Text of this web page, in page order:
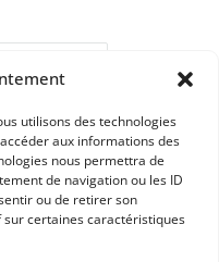
utilisons des technologies
aux informations des
nous permettra de
de navigation ou les ID
ou de retirer son
certaines caractéristiques